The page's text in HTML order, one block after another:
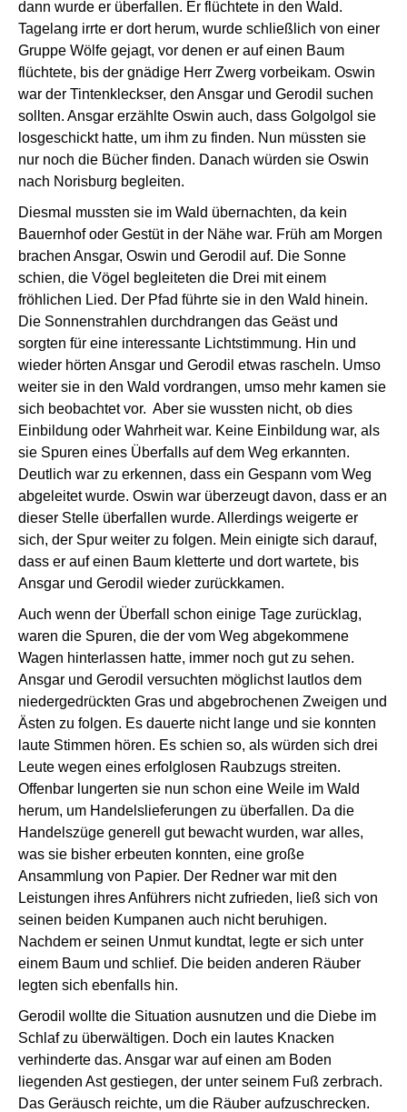
dann wurde er überfallen. Er flüchtete in den Wald.
Tagelang irrte er dort herum, wurde schließlich von einer
Gruppe Wölfe gejagt, vor denen er auf einen Baum
flüchtete, bis der gnädige Herr Zwerg vorbeikam. Oswin
war der Tintenkleckser, den Ansgar und Gerodil suchen
sollten. Ansgar erzählte Oswin auch, dass Golgolgol sie
losgeschickt hatte, um ihm zu finden. Nun müssten sie
nur noch die Bücher finden. Danach würden sie Oswin
nach Norisburg begleiten.
Diesmal mussten sie im Wald übernachten, da kein
Bauernhof oder Gestüt in der Nähe war. Früh am Morgen
brachen Ansgar, Oswin und Gerodil auf. Die Sonne
schien, die Vögel begleiteten die Drei mit einem
fröhlichen Lied. Der Pfad führte sie in den Wald hinein.
Die Sonnenstrahlen durchdrangen das Geäst und
sorgten für eine interessante Lichtstimmung. Hin und
wieder hörten Ansgar und Gerodil etwas rascheln. Umso
weiter sie in den Wald vordrangen, umso mehr kamen sie
sich beobachtet vor. Aber sie wussten nicht, ob dies
Einbildung oder Wahrheit war. Keine Einbildung war, als
sie Spuren eines Überfalls auf dem Weg erkannten.
Deutlich war zu erkennen, dass ein Gespann vom Weg
abgeleitet wurde. Oswin war überzeugt davon, dass er an
dieser Stelle überfallen wurde. Allerdings weigerte er
sich, der Spur weiter zu folgen. Mein einigte sich darauf,
dass er auf einen Baum kletterte und dort wartete, bis
Ansgar und Gerodil wieder zurückkamen.
Auch wenn der Überfall schon einige Tage zurücklag,
waren die Spuren, die der vom Weg abgekommene
Wagen hinterlassen hatte, immer noch gut zu sehen.
Ansgar und Gerodil versuchten möglichst lautlos dem
niedergedrückten Gras und abgebrochenen Zweigen und
Ästen zu folgen. Es dauerte nicht lange und sie konnten
laute Stimmen hören. Es schien so, als würden sich drei
Leute wegen eines erfolglosen Raubzugs streiten.
Offenbar lungerten sie nun schon eine Weile im Wald
herum, um Handelslieferungen zu überfallen. Da die
Handelszüge generell gut bewacht wurden, war alles,
was sie bisher erbeuten konnten, eine große
Ansammlung von Papier. Der Redner war mit den
Leistungen ihres Anführers nicht zufrieden, ließ sich von
seinen beiden Kumpanen auch nicht beruhigen.
Nachdem er seinen Unmut kundtat, legte er sich unter
einem Baum und schlief. Die beiden anderen Räuber
legten sich ebenfalls hin.
Gerodil wollte die Situation ausnutzen und die Diebe im
Schlaf zu überwältigen. Doch ein lautes Knacken
verhinderte das. Ansgar war auf einen am Boden
liegenden Ast gestiegen, der unter seinem Fuß zerbrach.
Das Geräusch reichte, um die Räuber aufzuschrecken.